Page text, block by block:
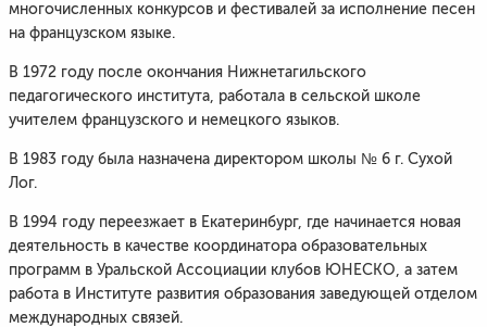
многочисленных конкурсов и фестивалей за исполнение песен
на французском языке.
В 1972 году после окончания Нижнетагильского
педагогического института, работала в сельской школе
учителем французского и немецкого языков.
В 1983 году была назначена директором школы № 6 г. Сухой
Лог.
В 1994 году переезжает в Екатеринбург, где начинается новая
деятельность в качестве координатора образовательных
программ в Уральской Ассоциации клубов ЮНЕСКО, а затем
работа в Институте развития образования заведующей отделом
международных связей.